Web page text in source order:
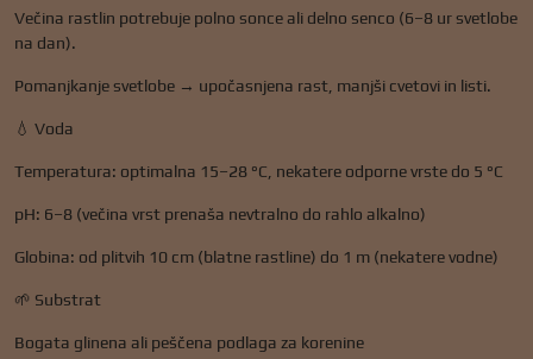
Večina rastlin potrebuje polno sonce ali delno senco (6–8 ur svetlobe
na dan).
Pomanjkanje svetlobe → upočasnjena rast, manjši cvetovi in ​​listi.
💧 Voda
Temperatura: optimalna 15–28 °C, nekatere odporne vrste do 5 °C
pH: 6–8 (večina vrst prenaša nevtralno do rahlo alkalno)
Globina: od plitvih 10 cm (blatne rastline) do 1 m (nekatere vodne)
🌱 Substrat
Bogata glinena ali peščena podlaga za korenine